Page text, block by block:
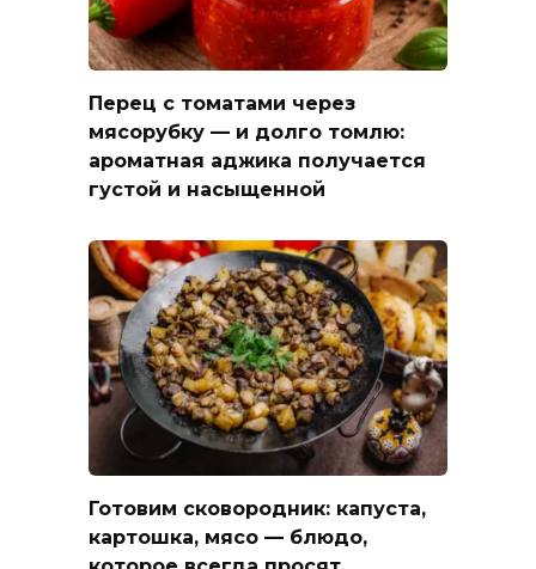
Перец с томатами через
мясорубку — и долго томлю:
ароматная аджика получается
густой и насыщенной
Готовим сковородник: капуста,
картошка, мясо — блюдо,